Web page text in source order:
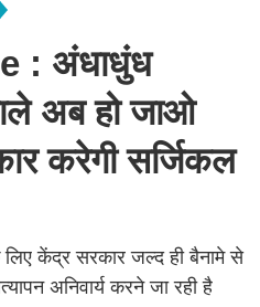
: अंधाधुंध
अब हो जाओ
करेगी सर्जिकल
लिए केंद्र सरकार जल्द ही बैनामे से
अनिवार्य करने जा रही है